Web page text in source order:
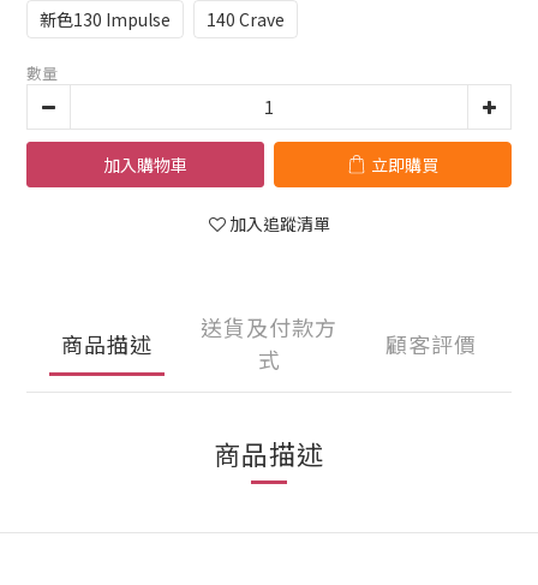
新色130 Impulse
140 Crave
數量
加入購物車 立即購買
加入追蹤清單
商品描述
送貨及付款方
式
顧客評價
商品描述